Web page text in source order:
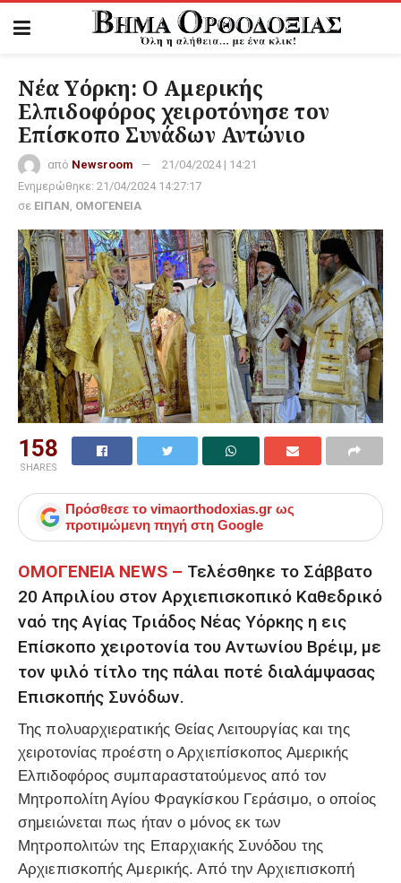
Νέα Υόρκη: Ο Αμερικής
Ελπιδοφόρος χειροτόνησε τον
Επίσκοπο Συνάδων Αντώνιο
από Newsroom
21/04/2024 | 14:21
Ενημερώθηκε: 21/04/2024 14:27:17
σε ΕΙΠΑΝ, ΟΜΟΓΕΝΕΙΑ
158
SHARES
Πρόσθεσε το vimaorthodoxias.gr ως
προτιμώμενη πηγή στη Google
ΟΜΟΓΕΝΕΙΑ ΝEWS – Τελέσθηκε το Σάββατο
20 Απριλίου στον Αρχιεπισκοπικό Καθεδρικό
ναό της Αγίας Τριάδος Νέας Υόρκης η εις
Επίσκοπο χειροτονία του Αντωνίου Βρέιμ, με
τον ψιλό τίτλο της πάλαι ποτέ διαλάμψασας
Επισκοπής Συνόδων.
Της πολυαρχιερατικής Θείας Λειτουργίας και της
χειροτονίας προέστη ο Αρχιεπίσκοπος Αμερικής
Ελπιδοφόρος συμπαραστατούμενος από τον
Μητροπολίτη Αγίου Φραγκίσκου Γεράσιμο, ο οποίος
σημειώνεται πως ήταν ο μόνος εκ των
Μητροπολιτών της Επαρχιακής Συνόδου της
Αρχιεπισκοπής Αμερικής. Από την Αρχιεπισκοπή